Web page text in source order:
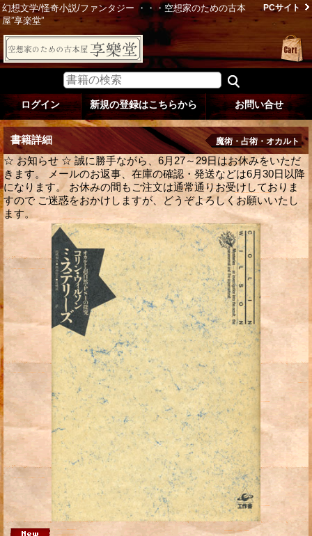
幻想文学/怪奇小説/ファンタジー ・・・空想家のための古本
屋”享楽堂”
PCサイト
ログイン 新規の登録はこちらから お問い合せ
書籍詳細 魔術・占術・オカルト
☆ お知らせ ☆ 誠に勝手ながら、6月27～29日はお休みをいただ
きます。 メールのお返事、在庫の確認・発送などは6月30日以降
になります。 お休みの間もご注文は通常通りお受けしておりま
すので ご迷惑をおかけしますが、どうぞよろしくお願いいたし
ます。